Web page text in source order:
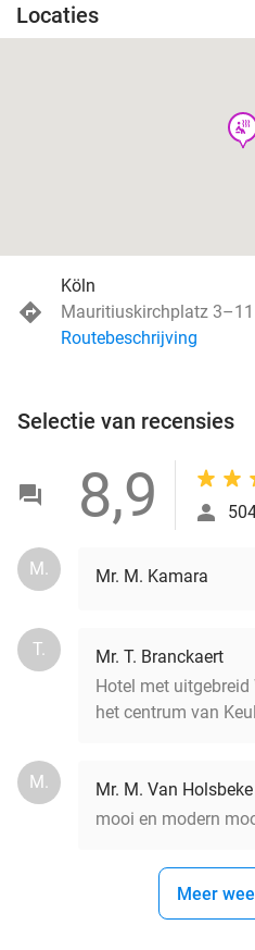
Locaties
wellness
Köln
Mauritiuskirchplatz 3–11
Routebeschrijving
Selectie van recensies
8,9
M. Mr. M. Kamara
T.
Mr. T. Branckaert
Hotel met
het centrum van
M.
Mr. M. Van Holsbeke
mooi en modern
Meer